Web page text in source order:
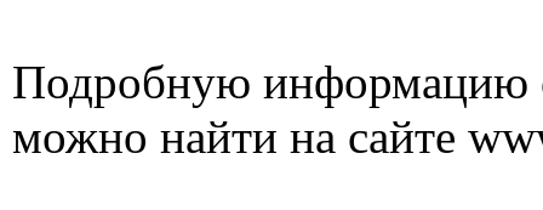
Подробную информацию
можно найти на сайте